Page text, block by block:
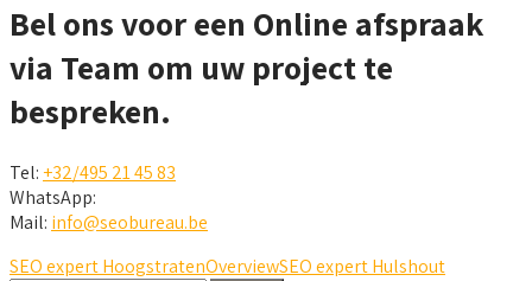
Bel ons voor een Online afspraak
via Team om uw project te
bespreken.
Tel: +32/495 21 45 83
WhatsApp:
Mail: info@seobureau.be
SEO expert HoogstratenOverviewSEO expert Hulshout